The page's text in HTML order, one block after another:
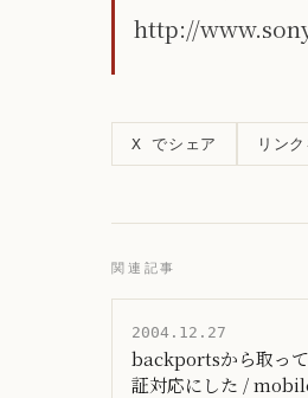
http://
X でシェア リン
関連記事
2004.12.27
backportsから取っ
証対応にした /